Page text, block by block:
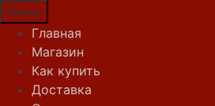
Меню
Главная
Магазин
Как купить
Доставка